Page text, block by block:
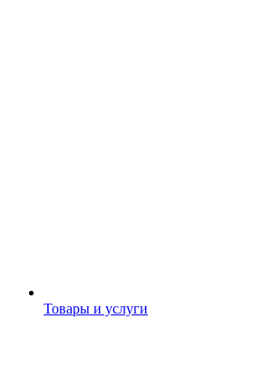
Товары и услуги